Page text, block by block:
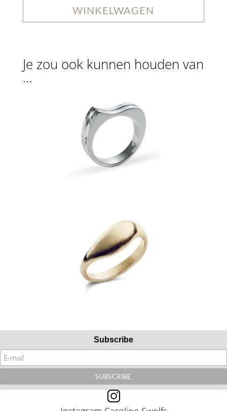
WINKELWAGEN
Je zou ook kunnen houden van
…
Subscribe